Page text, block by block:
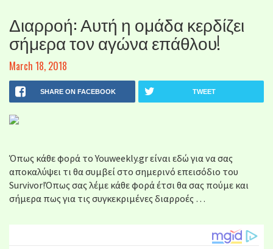
Διαρροή: Αυτή η ομάδα κερδίζει
σήμερα τον αγώνα επάθλου!
March 18, 2018
SHARE ON FACEBOOK TWEET
Όπως κάθε φορά το Youweekly.gr είναι εδώ για να σας
αποκαλύψει τι θα συμβεί στο σημερινό επεισόδιο του
Survivor!Όπως σας λέμε κάθε φορά έτσι θα σας πούμε και
σήμερα πως για τις συγκεκριμένες διαρροές …